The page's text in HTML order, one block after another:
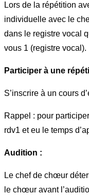
Lors de la répétition
individuelle avec le
dans le registre vocal
vous 1 (registre vocal).
Participer à une
S’inscrire à un cours
Rappel : pour
rdv1 et eu le temps
Audition :
Le chef de chœur
le chœur avant